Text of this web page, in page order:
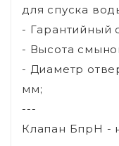
для спуска
- Гарантийный
- Высота
- Диаметр
мм;
---
Клапан БпрН -